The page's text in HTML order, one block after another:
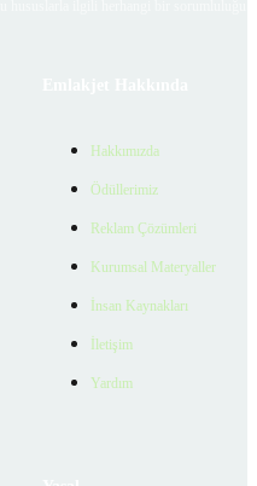
Hakkımızda
Ödüllerimiz
Reklam Çözümleri
Kurumsal Materyaller
İnsan Kaynakları
İletişim
Yardım